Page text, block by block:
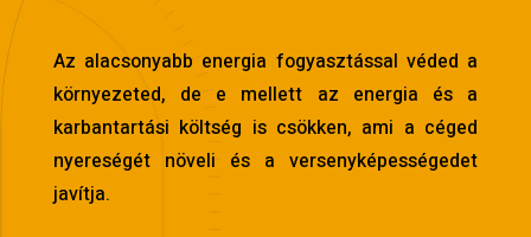
Az alacsonyabb energia fogyasztással véded a
környezeted, de e mellett az energia és a
karbantartási költség is csökken, ami a céged
nyereségét növeli és a versenyképességedet
javítja.